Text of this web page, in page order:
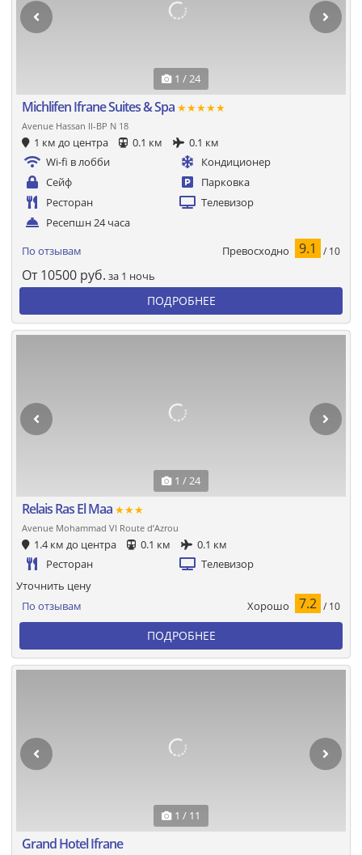
1 / 24
Michlifen Ifrane Suites & Spa ★★★★★
Avenue Hassan II-BP N 18
1 км до центра 0.1 км
0.1 км
Wi-fi в лобби
Кондиционер
Сейф
Парковка
Ресторан
Телевизор
Ресепшн 24 часа
По отзывам Превосходно 9.1 / 10
От 10500 руб. за 1 ночь
ПОДРОБНЕЕ
1 / 24
Relais Ras El Maa ★★★
Avenue Mohammad VI Route d’Azrou
1.4 км до центра 0.1 км
0.1 км
Ресторан
Телевизор
По отзывам Хорошо 7.2 / 10
Уточнить цену
ПОДРОБНЕЕ
1 / 11
Grand Hotel Ifrane